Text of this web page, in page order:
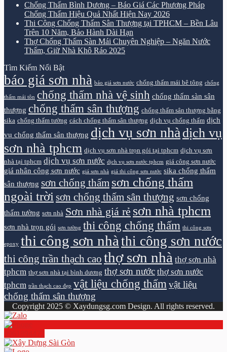
Chống Thấm Bình Dương – Báo Giá Các Phương Pháp
Chống Thấm Hiệu Quả Nhất Hiện Nay 2026
Thi Công Chống Thấm Sân Thượng tại TPHCM – Bền Lâu
Trên 10 Năm, Bảo Hành Dài Hạn
Thợ Chống Thấm Sàn Mái Chuyên Nghiệp – Ngăn Nước
Thấm, Giữ Nhà Khô Ráo 2025
Tìm Kiếm Nổi Bật
báo giá sơn nhà báo giá sơn nước chống thấm mái bê tông chống
thấm mái tôn chống thấm nhà vệ sinh chống thấm sàn sân
thượng chống thấm sân thượng chống thấm sân thượng bằng
sika chống thấm tường cách chống thấm sân thượng dịch vụ chống thấm dịch
vụ chống thấm sân thượng dịch vụ sơn nhà dịch vụ
sơn nhà tphcm dịch vụ sơn nhà trọn gói tại tphcm dịch vụ sơn
nhà tại tphcm dịch vụ sơn nước dịch vụ sơn nước tphcm giá công sơn nước
giá nhân công sơn nước giá sơn nhà giá thi công sơn nước sika chống thấm
sân thượng sơn chống thấm sơn chống thấm
ngoài trời sơn chống thấm sân thượng sơn chống
thấm tường sơn nhà Sơn nhà giá rẻ sơn nhà tphcm
sơn nhà trọn gói sơn tường thi công chống thấm thi công sơn
epoxy thi công sơn nhà thi công sơn nước
thi công trần thạch cao thợ sơn nhà thợ sơn nhà
tphcm thợ sơn nhà tại bình dương thợ sơn nước thợ sơn nước
tphcm trần thạch cao đẹp vật liệu chống thấm vật liệu
chống thấm sân thượng
Copyright 2025 © Xaydungsg.com Design. All rights reserved.